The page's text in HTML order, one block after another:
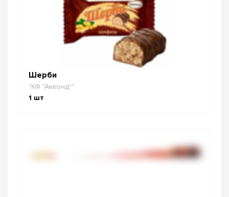
Шерби
"КФ "Акконд""
1 шт